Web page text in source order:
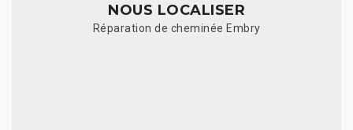
NOUS LOCALISER
Réparation de cheminée Embry